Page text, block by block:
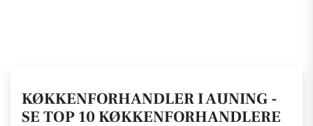
KØKKENFORHANDLER I AUNING -
SE TOP 10 KØKKENFORHANDLERE